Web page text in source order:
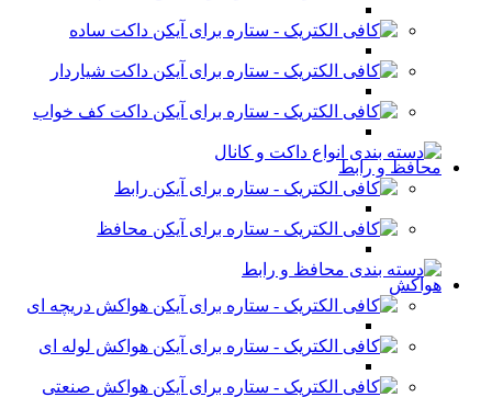
داکت ساده
داکت شیاردار
داکت کف خواب
محافظ و رابط
رابط
محافظ
هواکش
هواکش دریچه ای
هواکش لوله ای
هواکش صنعتی